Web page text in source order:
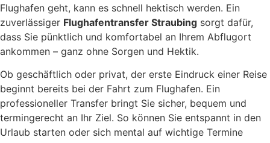
Flughafen geht, kann es schnell hektisch werden. Ein
zuverlässiger Flughafentransfer Straubing sorgt dafür,
dass Sie pünktlich und komfortabel an Ihrem Abflugort
ankommen – ganz ohne Sorgen und Hektik.
Ob geschäftlich oder privat, der erste Eindruck einer Reise
beginnt bereits bei der Fahrt zum Flughafen. Ein
professioneller Transfer bringt Sie sicher, bequem und
termingerecht an Ihr Ziel. So können Sie entspannt in den
Urlaub starten oder sich mental auf wichtige Termine